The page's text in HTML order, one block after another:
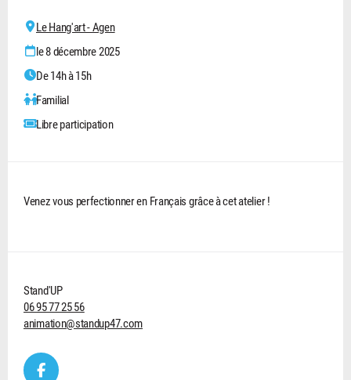
Le Hang'art - Agen
le 8 décembre 2025
De 14h à 15h
Familial
Libre participation
Venez vous perfectionner en Français grâce à cet atelier !
Stand'UP
06 95 77 25 56
animation@standup47.com